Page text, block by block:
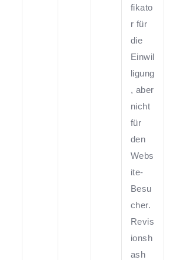
fikato
r für
die
Einwil
ligung
, aber
nicht
für
den
Webs
ite-
Besu
cher.
Revis
ionsh
ash